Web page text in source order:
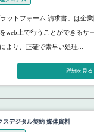
ラットフォーム 請求書」は企
web上で行うことができるサ
より、正確で素早い処理...
詳細を見る
スデジタル契約 媒体資料